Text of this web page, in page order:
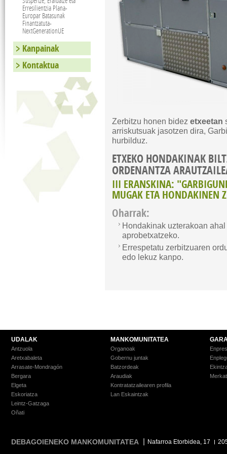
Zerbitzu honen bidezetxeetan
arriskutsuak jasotzen dira,
hurbilduz.
ETXEKO HONDAKINAK
ORDENANTZA
III ERANSKINA:
MUGAK ETA HONDAKINEN
Oharrak:
Hondakinak uzterakoan
aprobetxatzeko.
Errespetatu zerbitzuaren
edo lekuz kanpo.
Erresilientzia Plana-
Europar Batasunak
Finantzatuta-
NextGenerationUE
Kanpainak
Kontaktua
UDALAK
Antzuola
Aretxabaleta
Arrasate-Mondragón
Bergara
Elgeta
Eskoriatza
Leintz-Gatzaga
Oñati
MANKOMUNITATEA
Organoak
Gobernu juntak
Batzordeak
Araudiak
Kontratatzailearen profila
Lan Eskaintzak
DEBAGOIENEKO MANKOMUNITATEA Nafarroa Etorbidea, 17